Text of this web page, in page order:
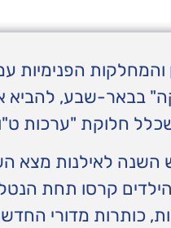
והמחלקות
בבאר-שבע, להביא
חלוקת "ערכות
לאילנות מצא
קרסו תחת
כותרות מדורי